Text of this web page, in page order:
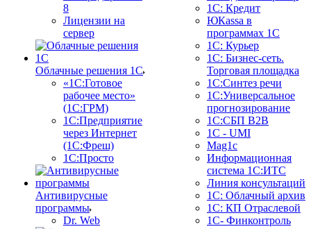
8
Лицензии на
сервер
Облачные решения 1С
«1C:Готовое
рабочее место»
(1С:ГРМ)
1С:Предприятие
через Интернет
(1С:Фреш)
1С:Просто
Антивирусные
программы
Dr. Web
1С: Кредит
ЮКаssа в
программах 1С
1С: Курьер
1С: Бизнес-сеть.
Торговая площадка
1С:Синтез речи
1С:Универсальное
прогнозирование
1С:СБП B2B
1C - UMI
Mag1c
Информационная
система 1С:ИТС
Линия консультаций
1С: Облачный архив
1С: КП Отраслевой
1С- Финконтроль